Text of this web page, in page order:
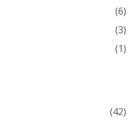
(6)
(3)
(1)
(42)